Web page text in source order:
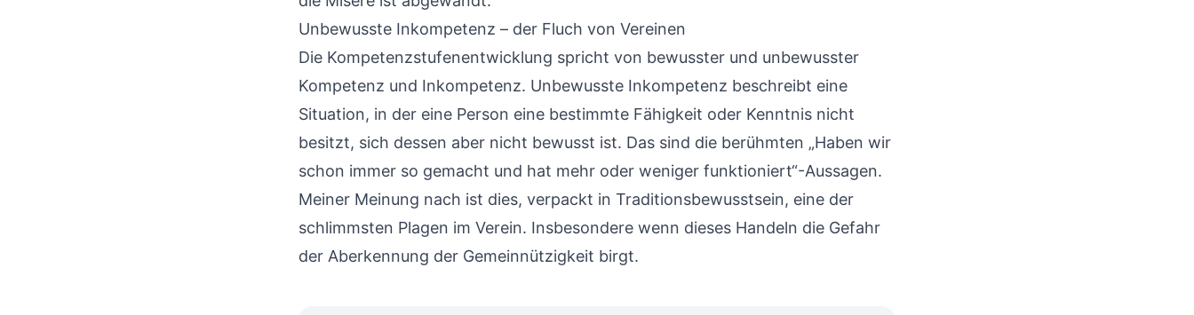
Unbewusste Inkompetenz – der Fluch von Vereinen
Die Kompetenzstufenentwicklung spricht von bewusster und unbewusster
Kompetenz und Inkompetenz. Unbewusste Inkompetenz beschreibt eine
Situation, in der eine Person eine bestimmte Fähigkeit oder Kenntnis nicht
besitzt, sich dessen aber nicht bewusst ist. Das sind die berühmten „Haben wir
schon immer so gemacht und hat mehr oder weniger funktioniert“-Aussagen.
Meiner Meinung nach ist dies, verpackt in Traditionsbewusstsein, eine der
schlimmsten Plagen im Verein. Insbesondere wenn dieses Handeln die Gefahr
der Aberkennung der Gemeinnützigkeit birgt.